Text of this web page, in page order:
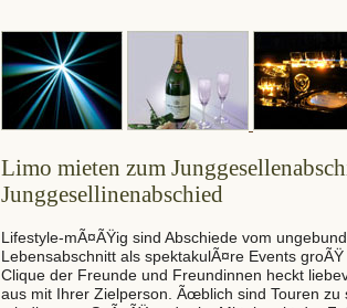
Limo mieten zum
Junggesellinenabschied
Lifestyle-mÃ¤ÃŸig sind Abschiede vom
Lebensabschnitt als spektakulÃ¤re Events
Clique der Freunde und Freundinnen heckt
aus mit Ihrer Zielperson. Ãœblich sind Touren zu